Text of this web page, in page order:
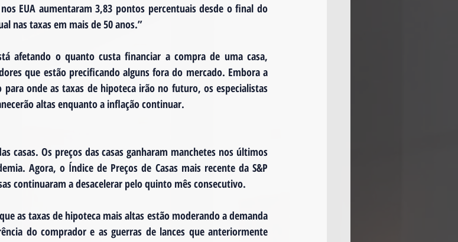
EUA aumentaram 3,83 pontos percentuais desde o final do
nas taxas em mais de 50 anos.”
afetando o quanto custa financiar a compra de uma casa,
que estão precificando alguns fora do mercado. Embora a
onde as taxas de hipoteca irão no futuro, os especialistas
altas enquanto a inflação continuar.
casas. Os preços das casas ganharam manchetes nos últimos
Agora, o Índice de Preços de Casas mais recente da S&P
continuaram a desacelerar pelo quinto mês consecutivo.
as taxas de hipoteca mais altas estão moderando a demanda
do comprador e as guerras de lances que anteriormente